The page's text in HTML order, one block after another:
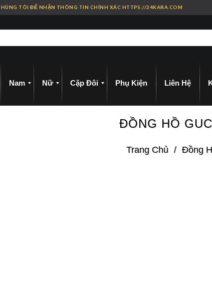
TÔI ĐỂ NHẬN THÔNG TIN CHÍNH XÁC HTTPS://24KARA.COM
Nam Nữ Cặp Đôi Phụ Kiện Liên Hệ
ĐỒNG HỒ
Trang Chủ / Đồng